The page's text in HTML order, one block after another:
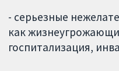
- серьезные
как
госпитализация,